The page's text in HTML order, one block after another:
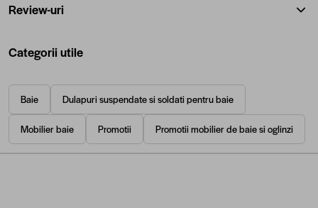
Review-uri
Categorii utile
Baie Dulapuri suspendate si soldati pentru baie
Mobilier baie Promotii Promotii mobilier de baie si oglinzi